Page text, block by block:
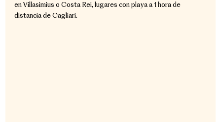
en Villasimius o Costa Rei, lugares con playa a 1 hora de
distancia de Cagliari.